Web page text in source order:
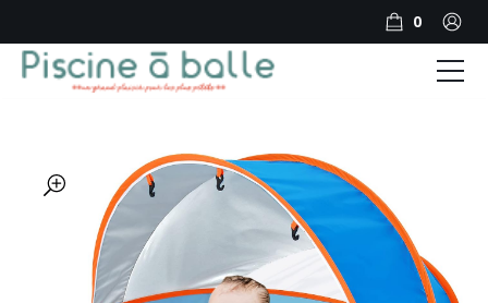
🔍
0
PISCINE A BALLES PAR MARQUE
PISCINE A BOULES PAR FORME
NOTRE BLOG